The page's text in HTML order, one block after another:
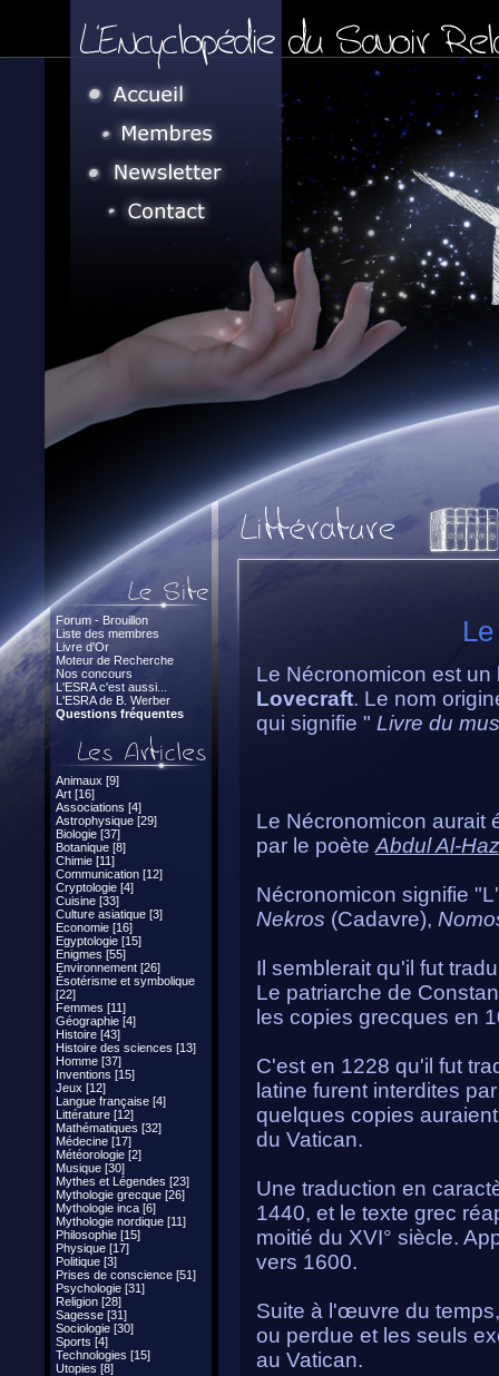
Forum - Brouillon
Liste des membres
Livre d'Or
Moteur de Recherche
Nos concours
L'ESRA c'est aussi...
L'ESRA de B. Werber
Questions fréquentes
Animaux [9]
Art [16]
Associations [4]
Astrophysique [29]
Biologie [37]
Botanique [8]
Chimie [11]
Communication [12]
Cryptologie [4]
Cuisine [33]
Culture asiatique [3]
Economie [16]
Egyptologie [15]
Enigmes [55]
Environnement [26]
Ésotérisme et symbolique
[22]
Femmes [11]
Géographie [4]
Histoire [43]
Histoire des sciences [13]
Homme [37]
Inventions [15]
Jeux [12]
Langue française [4]
Littérature [12]
Mathématiques [32]
Médecine [17]
Météorologie [2]
Musique [30]
Mythes et Légendes [23]
Mythologie grecque [26]
Mythologie inca [6]
Mythologie nordique [11]
Philosophie [15]
Physique [17]
Politique [3]
Prises de conscience [51]
Psychologie [31]
Religion [28]
Sagesse [31]
Sociologie [30]
Sports [4]
Technologies [15]
Utopies [8]
Le Nécronomicon est
Lovecraft. Le nom
qui signifie " Livre du
Le Nécronomicon aurait
par le poète Abdul Al-
Nécronomicon signifie
Nekros (Cadavre),
Il semblerait qu'il fut
Le patriarche de
les copies grecques en
C'est en 1228 qu'il fut
latine furent interdites
quelques copies
du Vatican.
Une traduction en
1440, et le texte grec
moitié du XVI° siècle.
vers 1600.
Suite à l'œuvre du
ou perdue et les seuls
au Vatican.